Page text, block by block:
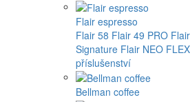
Flair espresso
Flair 58 Flair 49 PRO
Signature Flair NEO FLEX
příslušenství
Bellman coffee